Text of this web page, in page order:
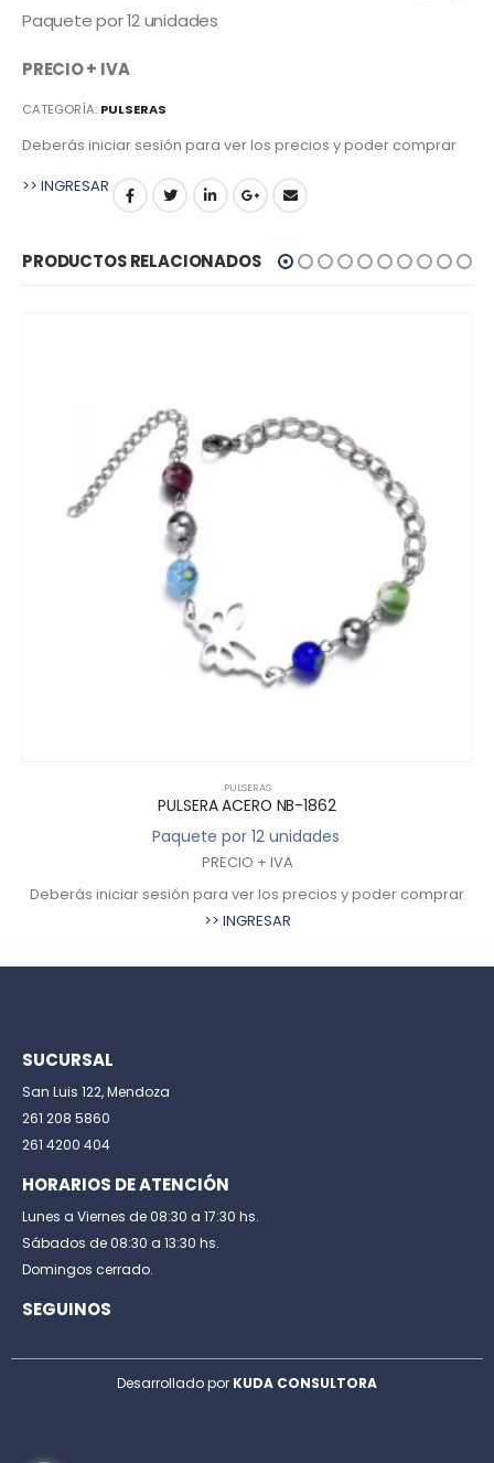
Paquete por 12 unidades
PRECIO + IVA
CATEGORÍA: PULSERAS
Deberás iniciar sesión para ver los precios y poder comprar
>> INGRESAR
PRODUCTOS RELACIONADOS
PULSERAS
PULSERA ACERO NB-1862
Paquete por 12 unidades
PRECIO + IVA
Deberás iniciar sesión para ver los precios y poder comprar
>> INGRESAR
SUCURSAL
San Luis 122, Mendoza
261 208 5860
261 4200 404
HORARIOS DE ATENCIÓN
Lunes a Viernes de 08:30 a 17:30 hs.
Sábados de 08:30 a 13:30 hs.
Domingos cerrado.
SEGUINOS
Desarrollado por KUDA CONSULTORA